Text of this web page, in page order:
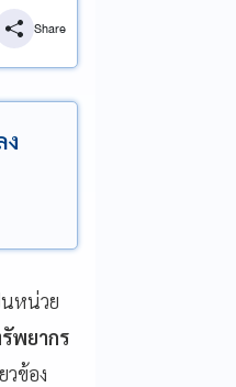
Share
ง
หน่วย
พยากร
ข้อง